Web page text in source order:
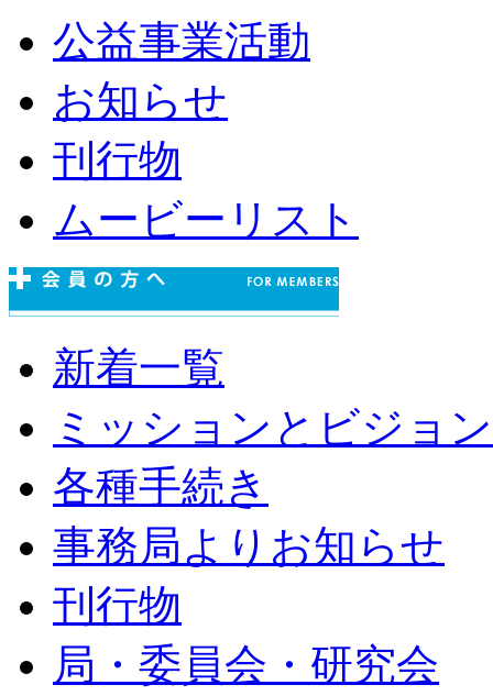
公益事業活動
お知らせ
刊行物
ムービーリスト
新着一覧
ミッションとビジョン
各種手続き
事務局よりお知らせ
刊行物
局・委員会・研究会